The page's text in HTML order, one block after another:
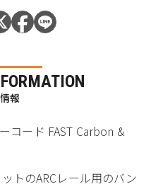
報
コード FAST Carbon &
トのARCレール用のバン